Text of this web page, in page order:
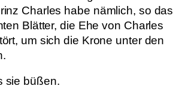
Charles habe nämlich, so das
Blätter, die Ehe von Charles
um sich die Krone unter den
sie büßen.